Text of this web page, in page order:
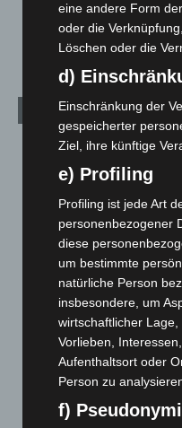
Veranstaltungen
Archiv
August 2026(14)
Juli 2026 (73)
Juni 2026(139)
Mai 2026(99)
April 2026(99)
März 2026(115)
Februar 2026(109)
Januar 2026(122)
Dezember 2025(103)
November 2025(114)
Oktober 2025(112)
eine andere Form
oder die
Löschen oder die
d)
Einschränkung der
gespeicherter
Ziel, ihre künftige
e) Profiling
Profiling ist jede Art
personenbezogener
diese
um bestimmte
natürliche Person
insbesondere, um
wirtschaftlicher
Vorlieben,
Aufenthaltsort oder
Person zu
f)